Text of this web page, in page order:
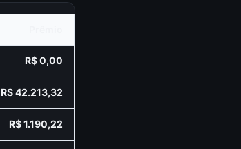
R$ 0,00
R$ 42.213,32
R$ 1.190,22